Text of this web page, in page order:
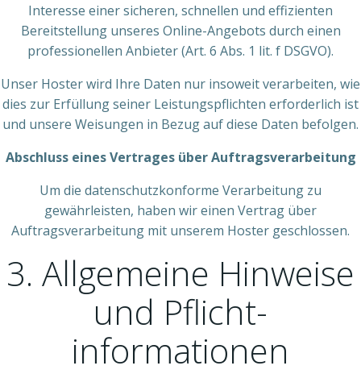
Interesse einer sicheren, schnellen und effizienten
Bereitstellung unseres Online-Angebots durch einen
professionellen Anbieter (Art. 6 Abs. 1 lit. f DSGVO).
Unser Hoster wird Ihre Daten nur insoweit verarbeiten, wie
dies zur Erfüllung seiner Leistungspflichten erforderlich ist
und unsere Weisungen in Bezug auf diese Daten befolgen.
Abschluss eines Vertrages über Auftragsverarbeitung
Um die datenschutzkonforme Verarbeitung zu
gewährleisten, haben wir einen Vertrag über
Auftragsverarbeitung mit unserem Hoster geschlossen.
3. Allgemeine Hinweise
und Pflicht­
informationen